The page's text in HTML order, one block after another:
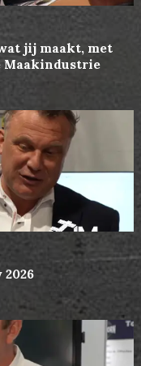
jij maakt, met
Maakindustrie